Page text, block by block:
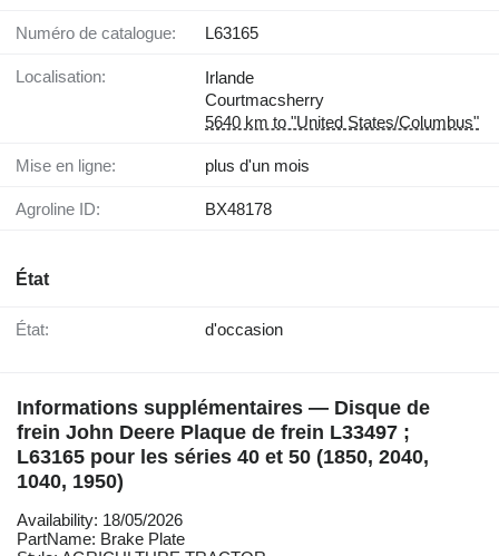
Numéro de catalogue: L63165
Localisation:
Irlande
Courtmacsherry
5640 km to "United States/Columbus"
Mise en ligne: plus d'un mois
Agroline ID: BX48178
État
État: d'occasion
Informations supplémentaires — Disque de
frein John Deere Plaque de frein L33497 ;
L63165 pour les séries 40 et 50 (1850, 2040,
1040, 1950)
Availability: 18/05/2026
PartName: Brake Plate